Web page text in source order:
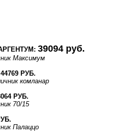
39094 руб.
Максимум
РУБ.
комланар
РУБ.
70/15
Палаццо